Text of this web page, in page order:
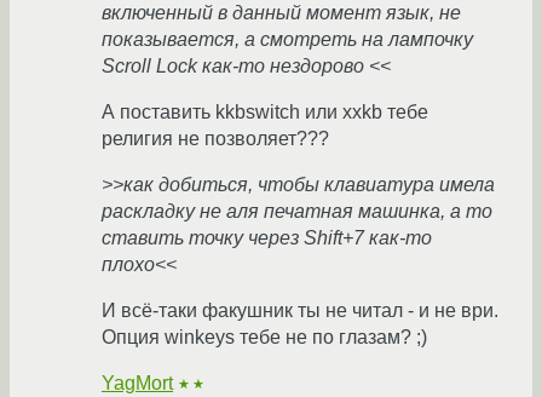
включенный в данный момент язык, не
показывается, а смотреть на лампочку
Scroll Lock как-то нездорово <<
А поставить kkbswitch или xxkb тебе
религия не позволяет???
>>как добиться, чтобы клавиатура имела
раскладку не аля печатная машинка, а то
ставить точку через Shift+7 как-то
плохо<<
И всё-таки факушник ты не читал - и не ври.
Опция winkeys тебе не по глазам? ;)
YagMort ★★